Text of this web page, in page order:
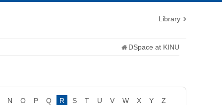
Library
DSpace at KINU
N O P Q R S T U V W X Y
Z